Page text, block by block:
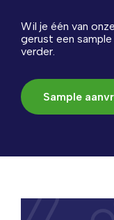
Wil je één van
gerust een sample
verder.
Sample